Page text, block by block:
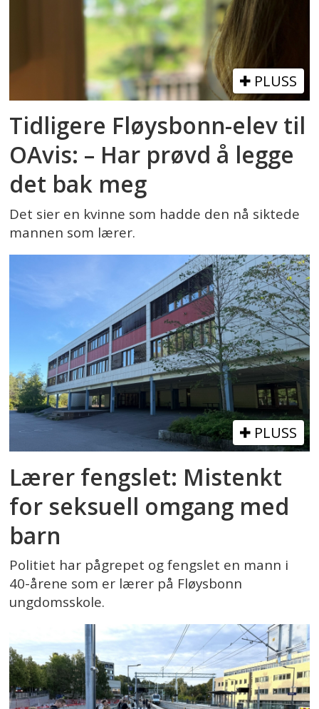
PLUSS
Tidligere Fløysbonn-elev til
OAvis: – Har prøvd å legge
det bak meg
Det sier en kvinne som hadde den nå siktede
mannen som lærer.
PLUSS
Lærer fengslet: Mistenkt
for seksuell omgang med
barn
Politiet har pågrepet og fengslet en mann i
40-årene som er lærer på Fløysbonn
ungdomsskole.